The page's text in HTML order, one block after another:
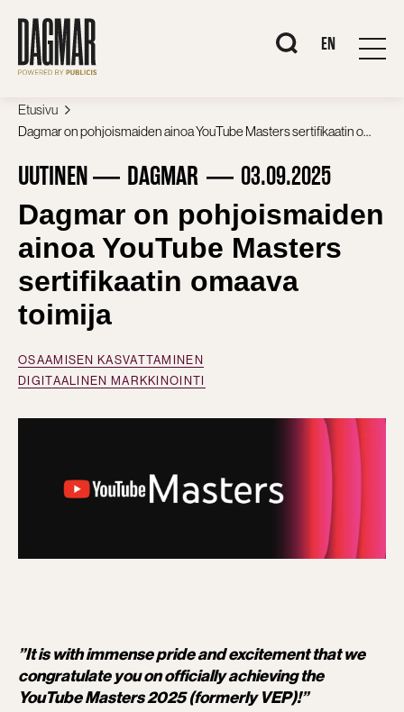
sisältöön
When EN
Etusivu
Dagmar on pohjoismaiden ainoa YouTube Masters sertifikaatin omaava toimija
UUTINEN DAGMAR 03.09.2025
Dagmar on pohjoismaiden
ainoa YouTube Masters
sertifikaatin omaava
toimija
OSAAMISEN KASVATTAMINEN
DIGITAALINEN MARKKINOINTI
”It is with immense pride and excitement that we
congratulate you on officially achieving the
YouTube Masters 2025 (formerly VEP)!”